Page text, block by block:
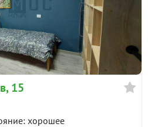
15
хорошее